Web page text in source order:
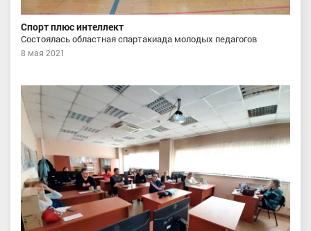
Спорт плюс интеллект
Состоялась областная спартакиада молодых педагогов
8 мая 2021